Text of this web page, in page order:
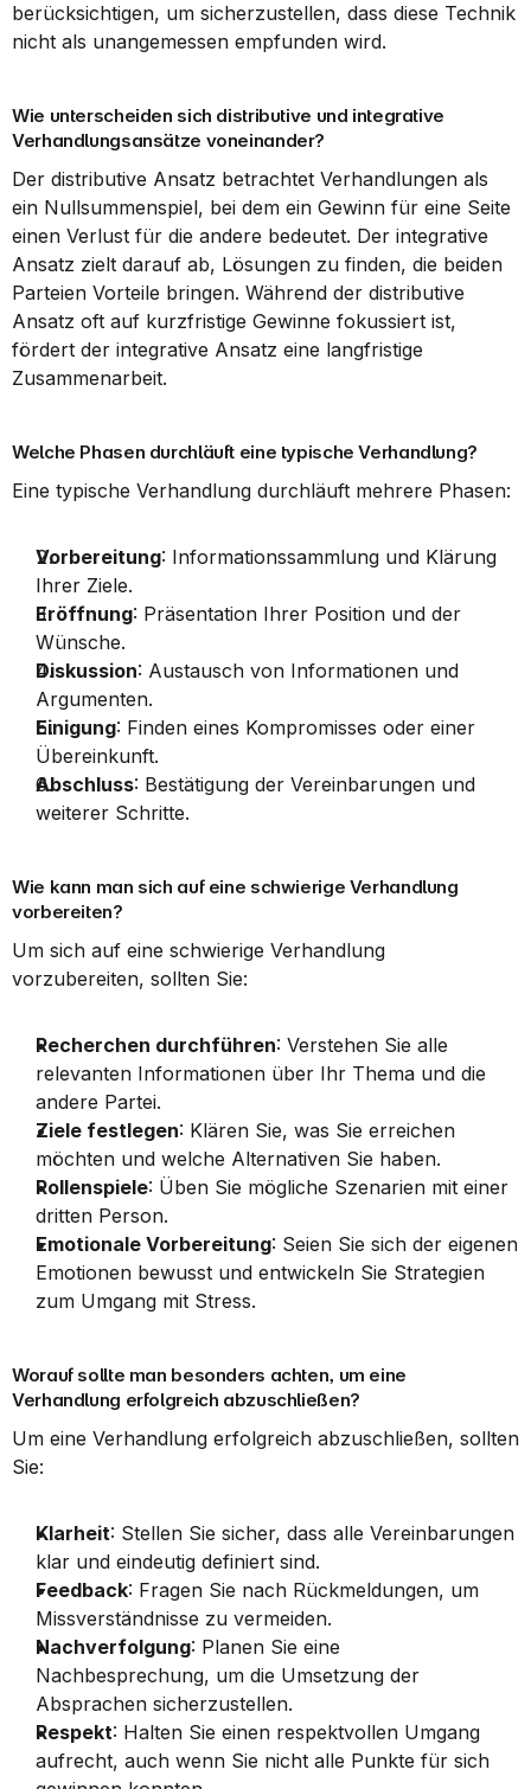
berücksichtigen, um sicherzustellen, dass diese Technik
nicht als unangemessen empfunden wird.
Wie unterscheiden sich distributive und integrative
Verhandlungsansätze voneinander?
Der distributive Ansatz betrachtet Verhandlungen als
ein Nullsummenspiel, bei dem ein Gewinn für eine Seite
einen Verlust für die andere bedeutet. Der integrative
Ansatz zielt darauf ab, Lösungen zu finden, die beiden
Parteien Vorteile bringen. Während der distributive
Ansatz oft auf kurzfristige Gewinne fokussiert ist,
fördert der integrative Ansatz eine langfristige
Zusammenarbeit.
Welche Phasen durchläuft eine typische Verhandlung?
Eine typische Verhandlung durchläuft mehrere Phasen:
Vorbereitung: Informationssammlung und Klärung
Ihrer Ziele.
Eröffnung: Präsentation Ihrer Position und der
Wünsche.
Diskussion: Austausch von Informationen und
Argumenten.
Einigung: Finden eines Kompromisses oder einer
Übereinkunft.
Abschluss: Bestätigung der Vereinbarungen und
weiterer Schritte.
Wie kann man sich auf eine schwierige Verhandlung
vorbereiten?
Um sich auf eine schwierige Verhandlung
vorzubereiten, sollten Sie:
Recherchen durchführen: Verstehen Sie alle
relevanten Informationen über Ihr Thema und die
andere Partei.
Ziele festlegen: Klären Sie, was Sie erreichen
möchten und welche Alternativen Sie haben.
Rollenspiele: Üben Sie mögliche Szenarien mit einer
dritten Person.
Emotionale Vorbereitung: Seien Sie sich der eigenen
Emotionen bewusst und entwickeln Sie Strategien
zum Umgang mit Stress.
Worauf sollte man besonders achten, um eine
Verhandlung erfolgreich abzuschließen?
Um eine Verhandlung erfolgreich abzuschließen, sollten
Sie:
Klarheit: Stellen Sie sicher, dass alle Vereinbarungen
klar und eindeutig definiert sind.
Feedback: Fragen Sie nach Rückmeldungen, um
Missverständnisse zu vermeiden.
Nachverfolgung: Planen Sie eine
Nachbesprechung, um die Umsetzung der
Absprachen sicherzustellen.
Respekt: Halten Sie einen respektvollen Umgang
aufrecht, auch wenn Sie nicht alle Punkte für sich